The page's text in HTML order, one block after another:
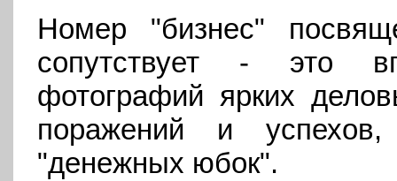
Номер "бизнес"
сопутствует - это
фотографий ярких
поражений и
"денежных юбок".